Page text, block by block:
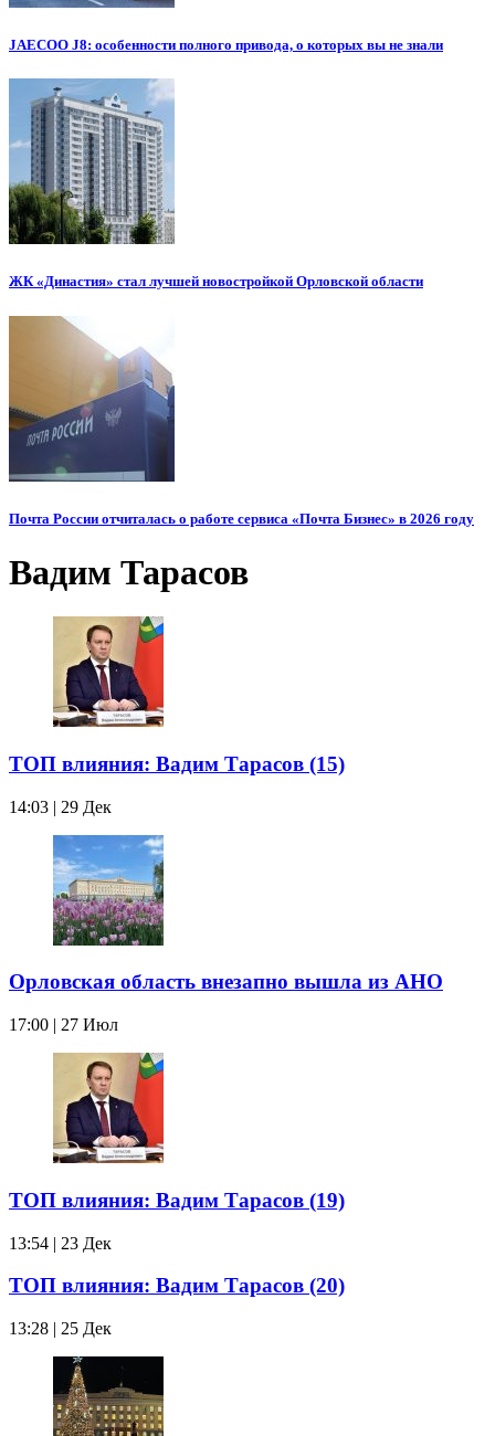
JAECOO J8: особенности полного привода, о которых вы не знали
ЖК «Династия» стал лучшей новостройкой Орловской области
Почта России отчиталась о работе сервиса «Почта Бизнес» в 2026 году
Вадим Тарасов
ТОП влияния: Вадим Тарасов (15)
14:03 | 29 Дек
Орловская область внезапно вышла из АНО
17:00 | 27 Июл
ТОП влияния: Вадим Тарасов (19)
13:54 | 23 Дек
ТОП влияния: Вадим Тарасов (20)
13:28 | 25 Дек